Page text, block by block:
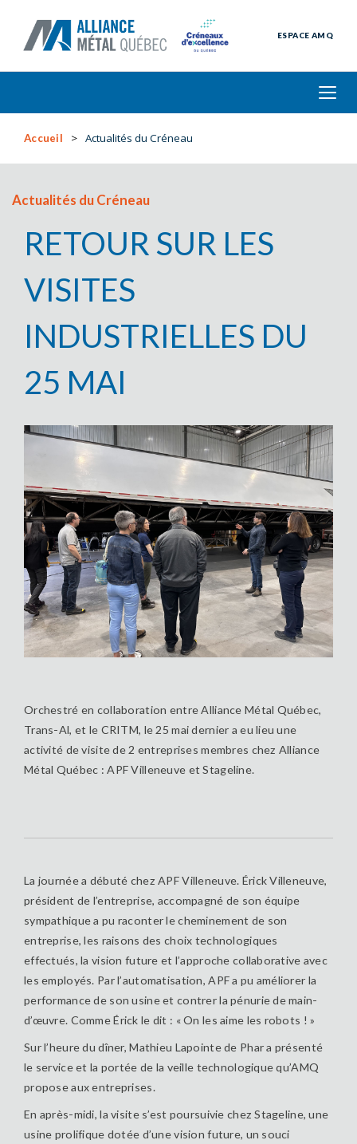
ESPACE AMQ
Accueil Actualités du Créneau
Actualités du Créneau
RETOUR SUR LES
VISITES
INDUSTRIELLES DU
25 MAI
Orchestré en collaboration entre Alliance Métal Québec,
Trans-Al, et le CRITM, le 25 mai dernier a eu lieu une
activité de visite de 2 entreprises membres chez Alliance
Métal Québec : APF Villeneuve et Stageline.
La journée a débuté chez APF Villeneuve. Érick Villeneuve,
président de l’entreprise, accompagné de son équipe
sympathique a pu raconter le cheminement de son
entreprise, les raisons des choix technologiques
effectués, la vision future et l’approche collaborative avec
les employés. Par l’automatisation, APF a pu améliorer la
performance de son usine et contrer la pénurie de main-
d’œuvre. Comme Érick le dit : « On les aime les robots ! »
Sur l’heure du dîner, Mathieu Lapointe de Phar a présenté
le service et la portée de la veille technologique qu’AMQ
propose aux entreprises.
En après-midi, la visite s’est poursuivie chez Stageline, une
usine prolifique dotée d’une vision future, un souci